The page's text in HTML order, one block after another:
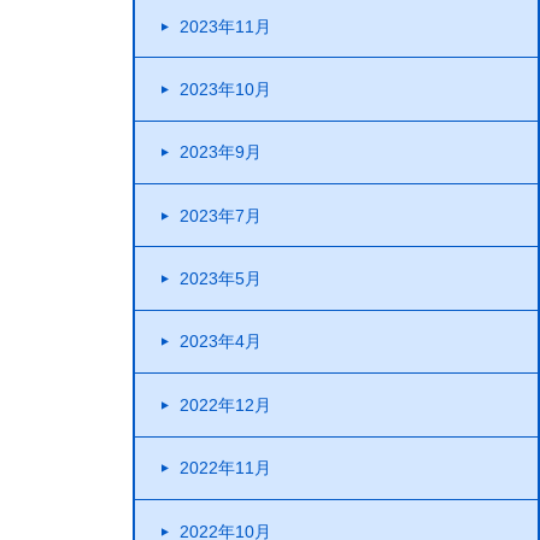
2023年11月
2023年10月
2023年9月
2023年7月
2023年5月
2023年4月
2022年12月
2022年11月
2022年10月